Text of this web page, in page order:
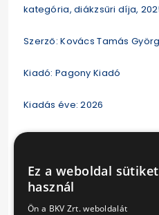
kategória, diákzsűri díja,
Szerző: Kovács Tamás
Kiadó: Pagony Kiadó
Kiadás éve: 2026
Oldalak száma: 32
Kötés: Keménytáblás
Ez a weboldal sütiket
használ
Ön a BKV Zrt. weboldalát